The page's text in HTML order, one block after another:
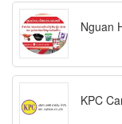
Nguan
KPC